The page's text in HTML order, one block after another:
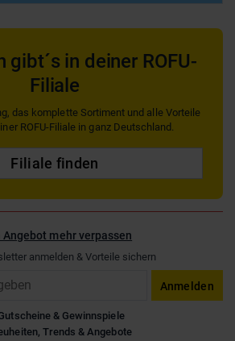
gibt´s in deiner ROFU-
Filiale
das komplette Sortiment und alle Vorteile
ROFU-Filiale in ganz Deutschland.
Filiale finden
Angebot mehr verpassen
anmelden & Vorteile sichern
Anmelden
& Gewinnspiele
Trends & Angebote